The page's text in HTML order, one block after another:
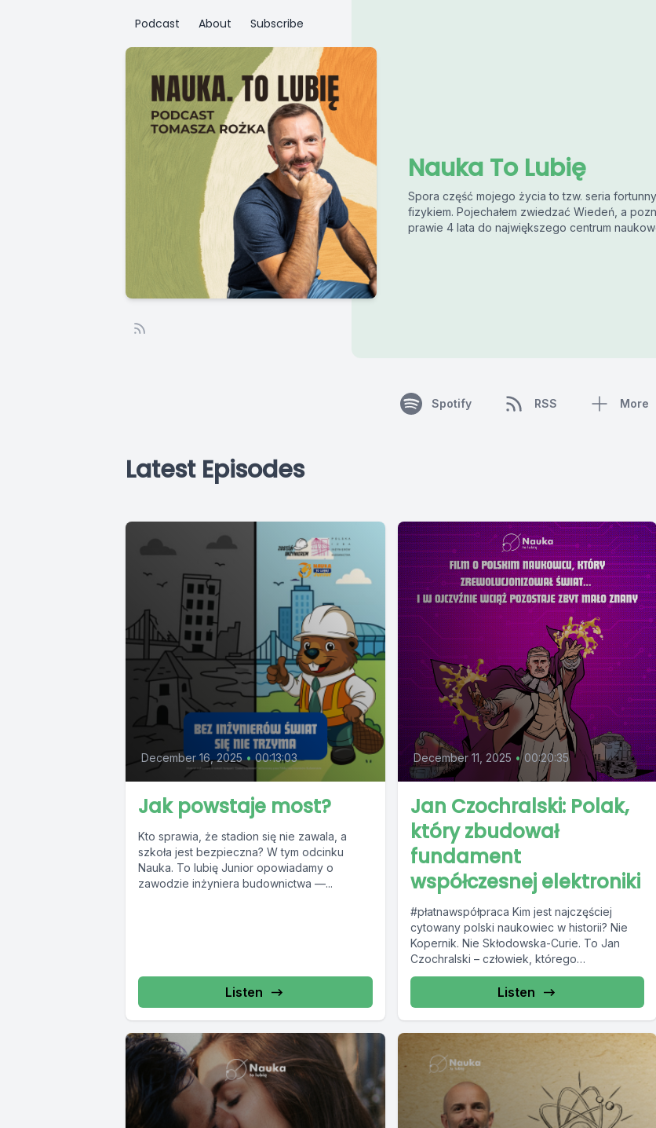
Podcast About Subscribe
Nauka To Lubię
Spora część mojego życia to tzw. seria
fizykiem. Pojechałem zwiedzać Wiedeń, a
prawie 4 lata do największego centrum
Spotify RSS More
Latest Episodes
December 16, 2025 • 00:13:03
Jak powstaje most?
Kto sprawia, że stadion się nie zawala, a
szkoła jest bezpieczna? W tym odcinku
Nauka. To lubię Junior opowiadamy o
zawodzie inżyniera budownictwa —...
Listen
December 11, 2025 • 00:20:35
Jan Czochralski: Polak,
który zbudował
fundament
współczesnej elektroniki
#płatnawspółpraca Kim jest najczęściej
cytowany polski naukowiec w historii? Nie
Kopernik. Nie Skłodowska-Curie. To Jan
Czochralski – człowiek, którego
przypadkowe odkrycie zmieniło cały świat...
Listen